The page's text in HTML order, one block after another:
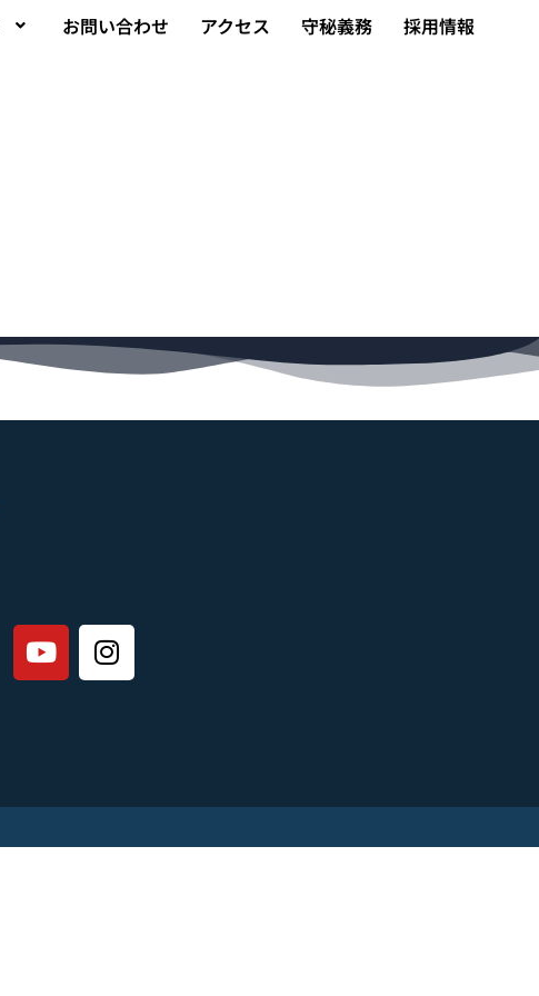
お問い合わせ アクセス 守秘義務
採用情報